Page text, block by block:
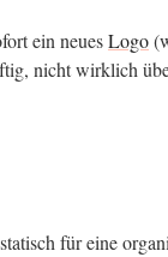
ein neu­esLogo
nicht wirk­lich
für eine